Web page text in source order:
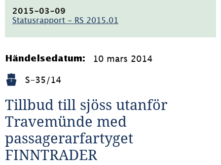
1.5MB)
2015-03-09
Statusrapport - RS 2015.01
680.9kB)
Händelsedatum: 10 mars 2014
S-35/14
Tillbud till sjöss utanför
Travemünde med
passagerarfartyget
FINNTRADER